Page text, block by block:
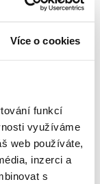
Více o cookies
funkcí
využíváme
web používáte,
inzerci a
s
2
je 2 500 Kč.